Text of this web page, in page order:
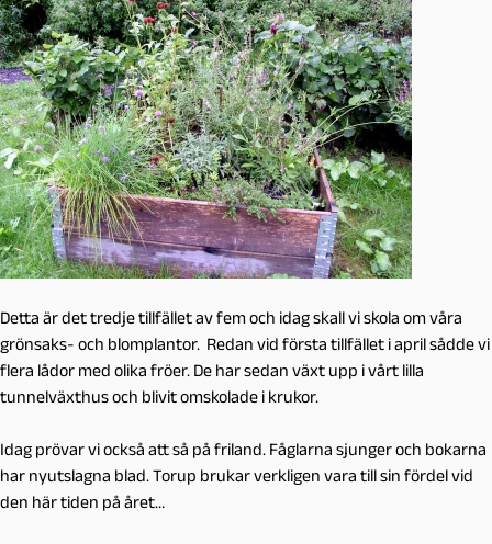
Detta är det tredje tillfället av fem och idag skall vi skola om våra
grönsaks- och blomplantor. Redan vid första tillfället i april sådde vi
flera lådor med olika fröer. De har sedan växt upp i vårt lilla
tunnelväxthus och blivit omskolade i krukor.
Idag prövar vi också att så på friland. Fåglarna sjunger och bokarna
har nyutslagna blad. Torup brukar verkligen vara till sin fördel vid
den här tiden på året…